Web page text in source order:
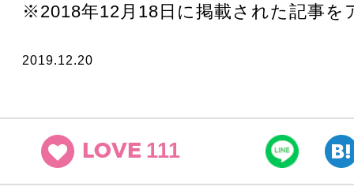
※2018年12月18日に掲載された記事を
2019.12.20
LOVE 111